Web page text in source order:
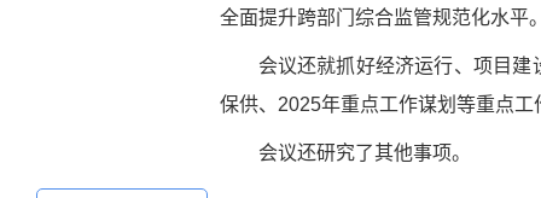
全面提升跨部门综合监管规范化水平
会议还就抓好经济运行、项目建
保供、2025年重点工作谋划等重点工
会议还研究了其他事项。